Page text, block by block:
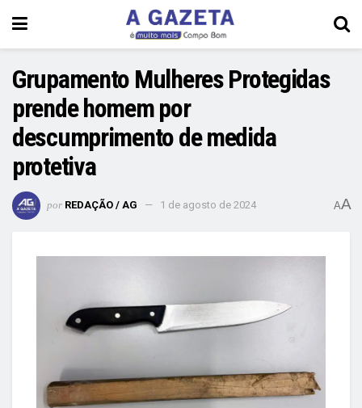
Grupamento Mulheres Protegidas
prende homem por
descumprimento de medida
protetiva
por REDAÇÃO / AG 1 de agosto de 2024 AA